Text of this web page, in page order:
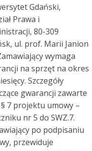
Gdański,
Prawa i
80-309
ul. prof. Marii Janion
wymaga
na sprzęt na okres
Szczegóły
gwarancji zawarte
7 projektu umowy –
nr 5 do SWZ.7.
po podpisaniu
przewiduje